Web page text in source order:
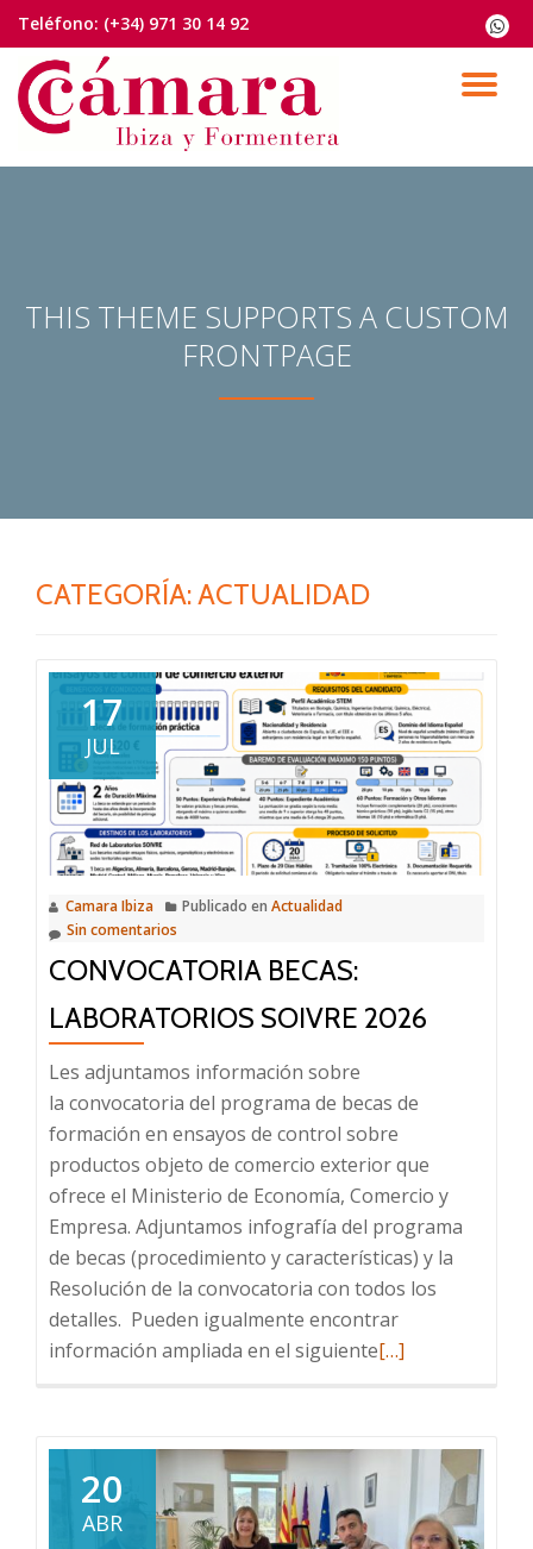
Saltar
contenido
Teléfono: (+34) 971 30 14 92
fa-
THIS THEME SUPPORTS A CUSTOM
FRONTPAGE
CATEGORÍA:ACTUALIDAD
17
JUL
Camara Ibiza Publicado en Actualidad
Sin comentarios
CONVOCATORIA BECAS:
LABORATORIOS SOIVRE 2026
Les adjuntamos información sobre
la convocatoria del programa de becas de
formación en ensayos de control sobre
productos objeto de comercio exterior que
ofrece el Ministerio de Economía, Comercio y
Empresa. Adjuntamos infografía del programa
de becas (procedimiento y características) y la
Resolución de la convocatoria con todos los
detalles. Pueden igualmente encontrar
información ampliada en el siguienteLeer
Laboratorios
SOIVRE
[…]
20
ABR